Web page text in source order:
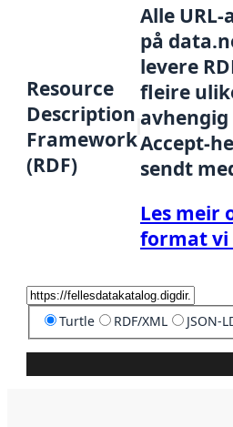
Resource
Description
Framework
(RDF)
Alle
på
levere
fleire
Accept-
sendt
Les meir
format
Turtle RDF/XML JSON-